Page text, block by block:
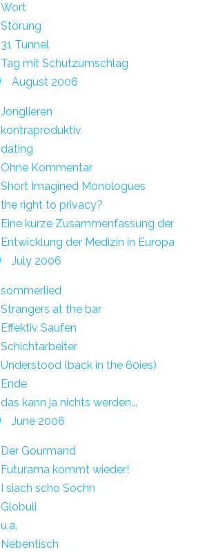
Wort
Störung
31 Tunnel
Tag mit Schutzumschlag
August 2006
Jonglieren
kontraproduktiv
dating
Ohne Kommentar
Short Imagined Monologues
the right to privacy?
Eine kurze Zusammenfassung der
Entwicklung der Medizin in Europa
July 2006
sommerlied
Strangers at the bar
Effektiv Saufen
Schichtarbeiter
Understood (back in the 60ies)
Ende
das kann ja nichts werden...
June 2006
Der Gourmand
Futurama kommt wieder!
I siach scho Sochn
Globuli
u.a.
Nebentisch